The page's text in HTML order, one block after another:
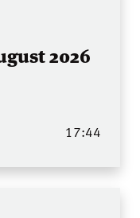
2026
17:44